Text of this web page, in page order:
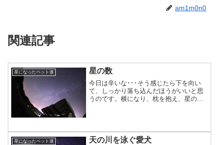
am1m0n0
関連記事
星になったペット達 星の数
今日は辛いな･･･そう感じたら下を向い
て、しっかり落ち込んだほうがいいと思
うのです。横になり、枕を抱え、星の数
てくるかもしれません。...
星になったペット達 天の川を泳ぐ愛犬